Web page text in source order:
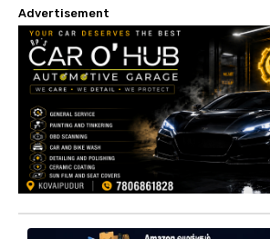
Advertisement